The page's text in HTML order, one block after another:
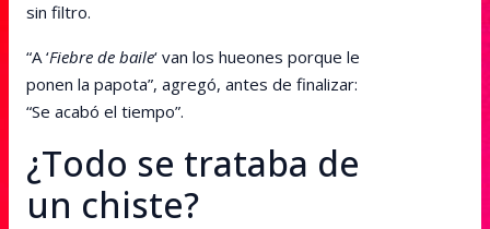
sin filtro.
“A ‘Fiebre de baile‘ van los hueones porque le
ponen la papota”, agregó, antes de finalizar:
“Se acabó el tiempo”.
¿Todo se trataba de
un chiste?